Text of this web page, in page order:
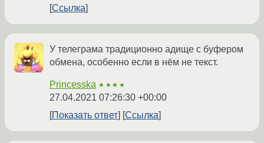
Ссылка
У телеграма традиционно адище с буфером
обмена, особенно если в нём не текст.
Princesska ★★★★
27.04.2021 07:26:30 +00:00
Показать ответ
Ссылка